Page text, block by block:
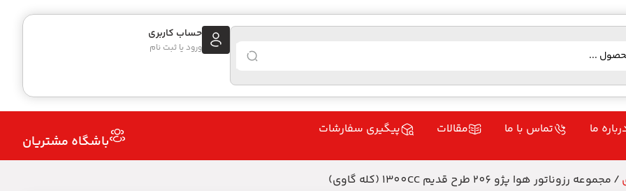
حساب کاربری
ورود یا ثبت نام
ما تماس با ما مقالات پیگیری سفارشات
باشگاه مشتریان
/ مجموعه رزوناتور هوا پژو 206 طرح قدیم 1300CC (کله گاوی)